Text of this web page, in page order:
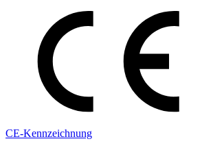
CE-Kennzeichnung